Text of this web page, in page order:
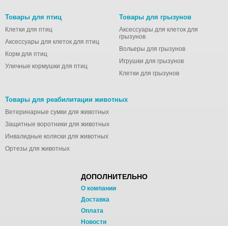
Товары для птиц
Клетки для птиц
Аксессуары для клеток для птиц
Корм для птиц
Уличные кормушки для птиц
Товары для грызунов
Аксессуары для клеток для
грызунов
Вольеры для грызунов
Игрушки для грызунов
Клетки для грызунов
Товары для реабилитации животных
Ветеринарные сумки для животных
Защитные воротники для животных
Инвалидные коляски для животных
Ортезы для животных
ДОПОЛНИТЕЛЬНО
О компании
Доставка
Оплата
Новости